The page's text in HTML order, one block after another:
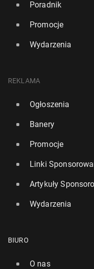
Poradnik
Promocje
Wydarzenia
REKLAMA
Ogłoszenia
Banery
Promocje
Linki
Artykuły
Wydarzenia
BIURO
O nas